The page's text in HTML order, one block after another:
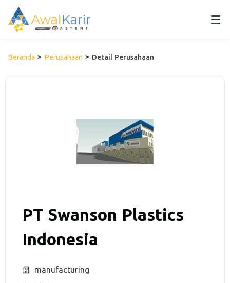
Beranda Perusahaan Detail Perusahaan
PT Swanson Plastics
Indonesia
manufacturing